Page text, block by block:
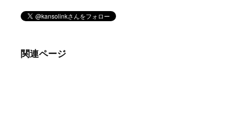
関連ページ